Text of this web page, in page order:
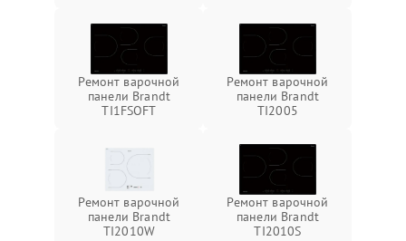
Ремонт варочной
панели Brandt
TI1FSOFT
Ремонт варочной
панели Brandt
TI2005
Ремонт варочной
панели Brandt
TI2010W
Ремонт варочной
панели Brandt
TI2010S